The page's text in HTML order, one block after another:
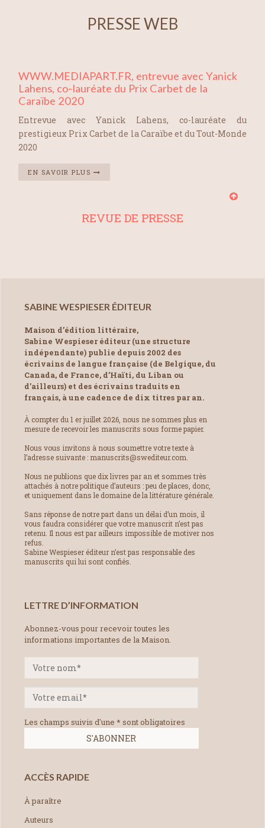
PRESSE WEB
WWW.MEDIAPART.FR, entrevue avec Yanick
Lahens, co-lauréate du Prix Carbet de la
Caraïbe 2020
Entrevue avec Yanick Lahens, co-lauréate du
prestigieux Prix Carbet de la Caraïbe et du Tout-Monde
2020
EN SAVOIR PLUS
REVUE DE PRESSE
SABINE WESPIESER ÉDITEUR
Maison d’édition littéraire,
Sabine Wespieser éditeur (une structure
indépendante) publie depuis 2002 des
écrivains de langue française (de Belgique, du
Canada, de France, d’Haïti, du Liban ou
d’ailleurs) et des écrivains traduits en
français, à une cadence de dix titres par an.
À compter du 1 er juillet 2026, nous ne sommes plus en
mesure de recevoir les manuscrits sous forme papier.
Nous vous invitons à nous soumettre votre texte à
l’adresse suivante : manuscrits@swediteur.com.
Nous ne publions que dix livres par an et sommes très
attachés à notre politique d’auteurs : peu de places, donc,
et uniquement dans le domaine de la littérature générale.
Sans réponse de notre part dans un délai d’un mois, il
vous faudra considérer que votre manuscrit n’est pas
retenu. Il nous est par ailleurs impossible de motiver nos
refus.
Sabine Wespieser éditeur n’est pas responsable des
manuscrits qui lui sont confiés.
LETTRE D’INFORMATION
Abonnez-vous pour recevoir toutes les
informations importantes de la Maison.
Les champs suivis d'une * sont obligatoires
ACCÈS RAPIDE
À paraître
Auteurs